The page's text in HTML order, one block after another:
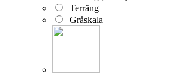
Terräng
Gråskala